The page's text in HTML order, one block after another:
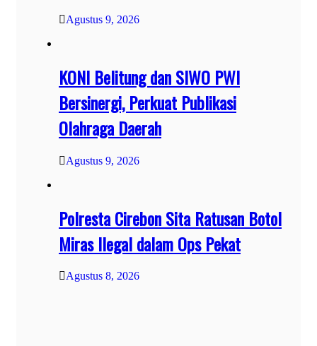
Agustus 9, 2026
KONI Belitung dan SIWO PWI
Bersinergi, Perkuat Publikasi
Olahraga Daerah
Agustus 9, 2026
Polresta Cirebon Sita Ratusan Botol
Miras Ilegal dalam Ops Pekat
Agustus 8, 2026